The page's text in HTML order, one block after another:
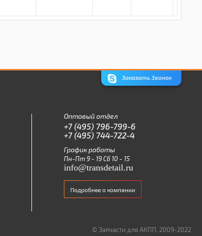
Заказать Звонок
Оптовый отдел
+7 (495) 796-799-6
+7 (495) 744-722-4
График работы
Пн-Пт 9 - 19 Сб 10 - 15
info@transdetail.ru
Подробнее о компании
© Запчасти для АКПП, 2009-2022